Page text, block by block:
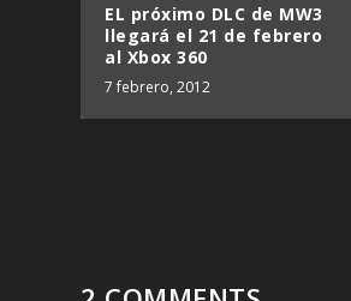
EL próximo DLC de MW3
llegará el 21 de febrero
al Xbox 360
7 febrero, 2012